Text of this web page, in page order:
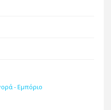
- Εμπόριο